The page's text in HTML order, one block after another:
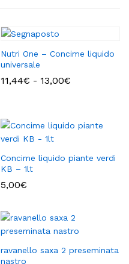
Nutri One – Concime liquido
universale
11,44€ - 13,00€
a
Concime liquido piante verdi
KB – 1lt
5,00€
ravanello saxa 2 preseminata
nastro